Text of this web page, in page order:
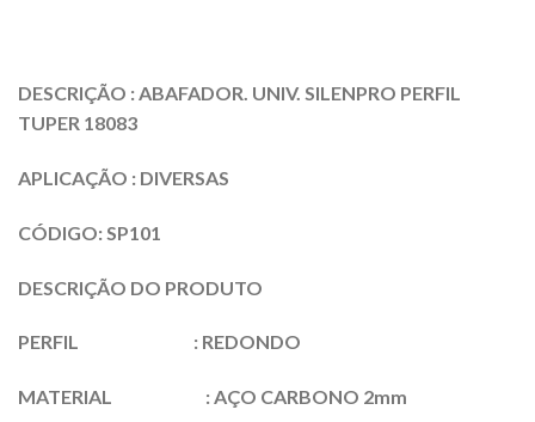
DESCRIÇÃO : ABAFADOR. UNIV. SILENPRO PERFIL
TUPER 18083
APLICAÇÃO : DIVERSAS
CÓDIGO: SP101
DESCRIÇÃO DO PRODUTO
PERFIL : REDONDO
MATERIAL : AÇO CARBONO 2mm